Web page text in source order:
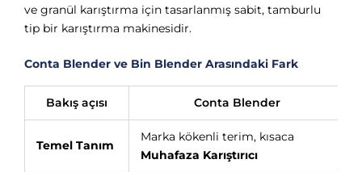
ve granül karıştırma için tasarlanmış sabit, tamburlu
tip bir karıştırma makinesidir.
Conta Blender ve Bin Blender Arasındaki Fark
Bakış açısı Conta Blender
Temel Tanım
Marka kökenli terim, kısaca
Muhafaza Karıştırıcı